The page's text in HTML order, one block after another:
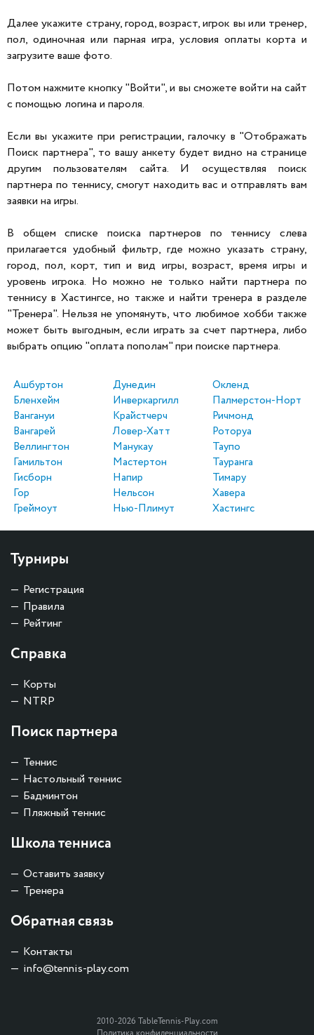
Далее укажите страну, город, возраст, игрок вы или тренер,
пол, одиночная или парная игра, условия оплаты корта и
загрузите ваше фото.
Потом нажмите кнопку "Войти", и вы сможете войти на сайт
с помощью логина и пароля.
Если вы укажите при регистрации, галочку в "Отображать
Поиск партнера", то вашу анкету будет видно на странице
другим пользователям сайта. И осуществляя поиск
партнера по теннису, смогут находить вас и отправлять вам
заявки на игры.
В общем списке поиска партнеров по теннису слева
прилагается удобный фильтр, где можно указать страну,
город, пол, корт, тип и вид игры, возраст, время игры и
уровень игрока. Но можно не только найти партнера по
теннису в Хастингсе, но также и найти тренера в разделе
"Тренера". Нельзя не упомянуть, что любимое хобби также
может быть выгодным, если играть за счет партнера, либо
выбрать опцию "оплата пополам" при поиске партнера.
Ашбуртон
Бленхейм
Вангануи
Вангарей
Веллингтон
Гамильтон
Гисборн
Гор
Греймоут
Дунедин
Инверкаргилл
Крайстчерч
Ловер-Хатт
Манукау
Мастертон
Напир
Нельсон
Нью-Плимут
Окленд
Палмерстон-Норт
Ричмонд
Роторуа
Таупо
Тауранга
Тимару
Хавера
Хастингс
Турниры
Регистрация
Правила
Рейтинг
Справка
Корты
NTRP
Поиск партнера
Теннис
Настольный теннис
Бадминтон
Пляжный теннис
Школа тенниса
Оставить заявку
Тренера
Обратная связь
Контакты
info@tennis-play.com
2010-2026 TableTennis-Play.com